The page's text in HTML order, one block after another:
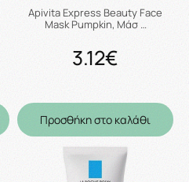
Apivita Express Beauty Face
Mask Pumpkin, Μάσ …
3.12€
Προσθήκη στο καλάθι